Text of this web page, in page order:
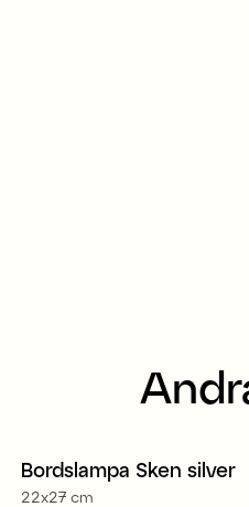
Bordslampa Sken silver
22x27 cm